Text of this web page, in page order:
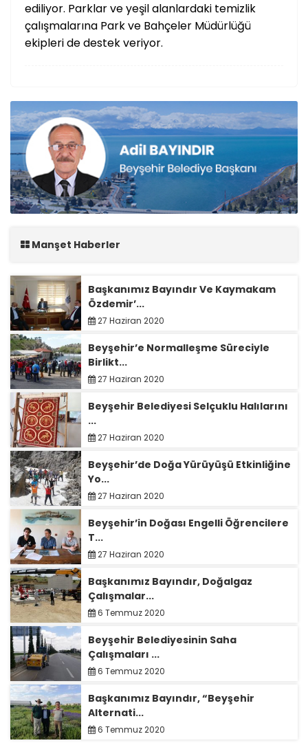
ediliyor. Parklar ve yeşil alanlardaki temizlik
çalışmalarına Park ve Bahçeler Müdürlüğü
ekipleri de destek veriyor.
Manşet Haberler
Başkanımız Bayındır Ve Kaymakam
Özdemir’...
27 Haziran 2020
Beyşehir’e Normalleşme Süreciyle
Birlikt...
27 Haziran 2020
Beyşehir Belediyesi Selçuklu Halılarını
...
27 Haziran 2020
Beyşehir’de Doğa Yürüyüşü Etkinliğine
Yo...
27 Haziran 2020
Beyşehir’in Doğası Engelli Öğrencilere
T...
27 Haziran 2020
Başkanımız Bayındır, Doğalgaz
Çalışmalar...
6 Temmuz 2020
Beyşehir Belediyesinin Saha
Çalışmaları ...
6 Temmuz 2020
Başkanımız Bayındır, “Beyşehir
Alternati...
6 Temmuz 2020